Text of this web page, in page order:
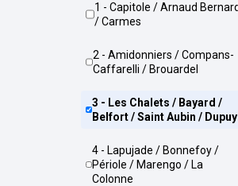
1 - Capitole / Arnaud Bernard
/ Carmes
2 - Amidonniers / Compans-
Caffarelli / Brouardel
3 - Les Chalets / Bayard /
Belfort / Saint Aubin / Dupuy
4 - Lapujade / Bonnefoy /
Périole / Marengo / La
Colonne